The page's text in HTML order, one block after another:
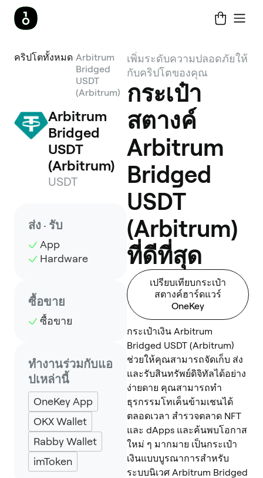
คริปโตทั้งหมด Arbitrum
Bridged
USDT
(Arbitrum)
Arbitrum
Bridged
USDT
(Arbitrum)
USDT
ส่ง · รับ
App
Hardware
ซื้อขาย
ซื้อขาย
ทำงานร่วมกับแอ
ปเหล่านี้
OneKey App
OKX Wallet
Rabby Wallet
imToken
เพิ่มระดับความปลอดภัยให้
กับคริปโตของคุณ
กระเป๋า
สตางค์
Arbitrum
Bridged
USDT
(Arbitrum)
ที่ดีที่สุด
เปรียบเทียบกระเป๋า
สตางค์ฮาร์ดแวร์
OneKey
กระเป๋าเงิน Arbitrum
Bridged USDT (Arbitrum)
ช่วยให้คุณสามารถจัดเก็บ ส่ง
และรับสินทรัพย์ดิจิทัลได้อย่าง
ง่ายดาย คุณสามารถทำ
ธุรกรรมโทเค็นข้ามเชนได้
ตลอดเวลา สำรวจตลาด NFT
และ dApps และค้นพบโอกาส
ใหม่ ๆ มากมาย เป็นกระเป๋า
เงินแบบบูรณาการสำหรับ
ระบบนิเวศ Arbitrum Bridged